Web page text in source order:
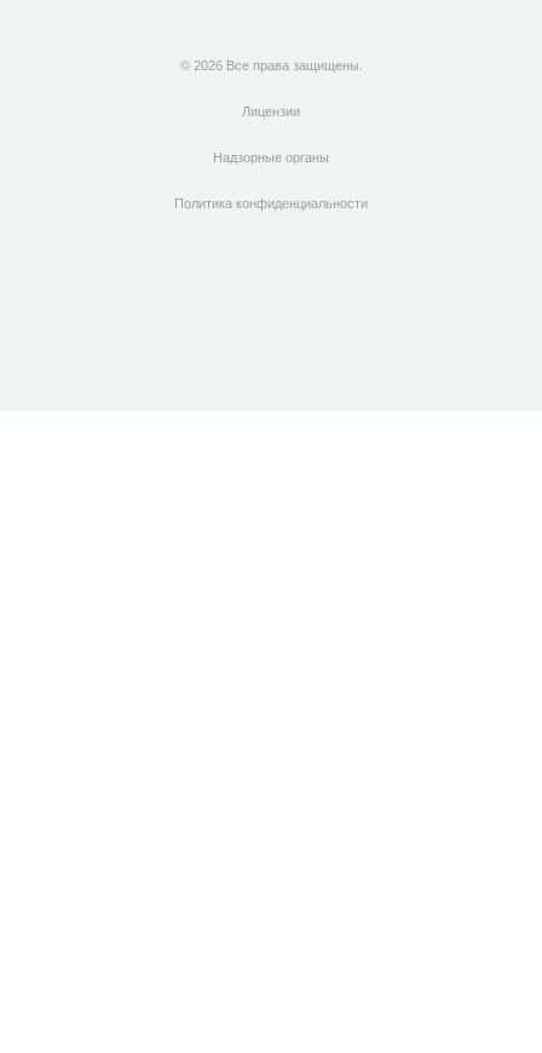
© 2026 Все права защищены.
Лицензии
Надзорные органы
Политика конфиденциальности